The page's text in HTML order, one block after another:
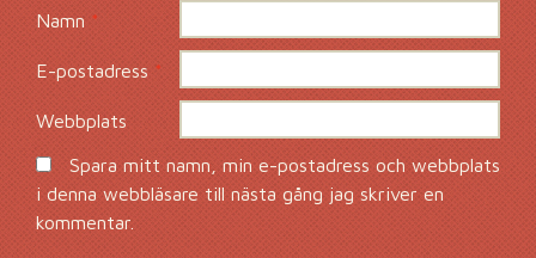
Namn*
E-postadress*
Webbplats
Spara mitt namn, min e-postadress och webbplats
i denna webbläsare till nästa gång jag skriver en
kommentar.